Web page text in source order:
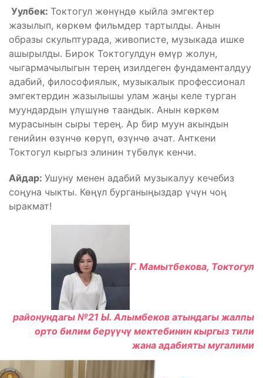
Уулбек: Токтогул жөнүндө кыйла эмгектер
жазылып, көркөм фильмдер тартылды. Анын
образы скульптурада, живописте, музыкада ишке
ашырылды. Бирок Токтогулдун өмүр жолун,
чыгармачылыгын терең изилдеген фундаменталдуу
адабий, философиялык, музыкалык профессионал
эмгектердин жазылышы улам жаңы келе турган
муундардын үлүшүнө таандык. Анын көркөм
мурасынын сыры терең. Ар бир муун акындын
генийин өзүнчө көрүп, өзүнчө ачат. Анткени
Токтогул кыргыз элинин түбөлүк кенчи.
Айдар: Ушуну менен адабий музыкалуу кечебиз
соңуна чыкты. Көңүл бурганыңыздар үчүн чоң
ыракмат!
Г. Мамытбекова, Токтогул
районундагы №21 Ы. Алымбеков атындагы жалпы
орто билим берүүчү мектебинин кыргыз тили
жана адабияты мугалими